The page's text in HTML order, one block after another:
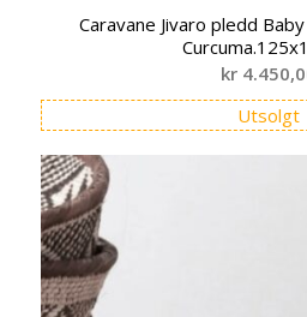
Caravane Jivaro pledd
kr
Utsolgt